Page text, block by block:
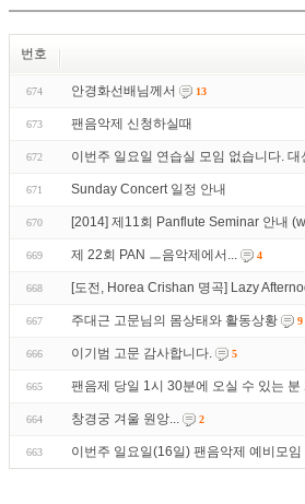
번호
674 안경화선배님께서 13
673 팬음악제 신청하실때
672 이번주 일요일 연습실 모임 없습니다. 대
671 Sunday Concert 일정 안내
670 [2014] 제11회 Panflute Seminar 안내
669 제 22회 PAN ㅡ음악제에서... 4
668 [도전, Horea Crishan 명곡] Lazy
667 주대근 고문님의 몸상태와 활동상황 9
666 이기범 고문 감사합니다. 5
665 팬음제 당일 1시 30분에 오실 수 있는 분
664 창경궁 겨울 원앙... 2
663 이번주 일요일(16일) 팬음악제 예비모